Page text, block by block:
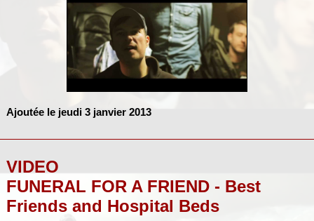
Ajoutée le jeudi 3 janvier 2013
VIDEO
FUNERAL FOR A FRIEND - Best
Friends and Hospital Beds